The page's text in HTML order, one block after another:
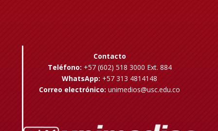
Contacto
Teléfono: +57 (602) 518 3000 Ext. 884
WhatsApp: +57 313 4814148
Correo electrónico: unimedios@usc.edu.co